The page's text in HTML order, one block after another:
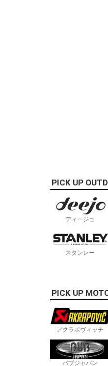
PICK UP
ディージョ
スタンレー
PICK UP
アクラポヴィッチ
バブジャパン